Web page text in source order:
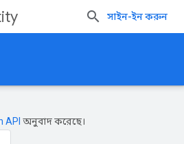
সাইন-ইন করুন
API অনুবাদ করেছে।